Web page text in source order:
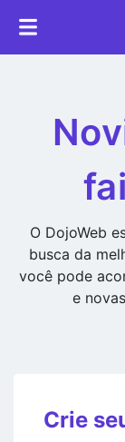
O DojoWeb
busca da
você pode
e
Crie